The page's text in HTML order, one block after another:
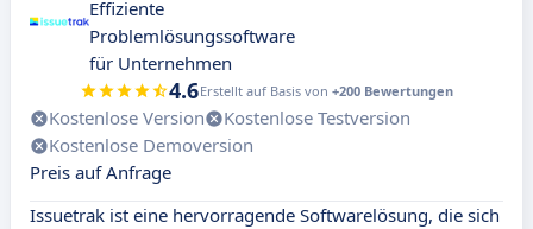
Effiziente
Problemlösungssoftware
für Unternehmen
4.6Erstellt auf Basis von +200 Bewertungen
Kostenlose Version
Kostenlose Testversion
Kostenlose Demoversion
Preis auf Anfrage
Issuetrak ist eine hervorragende Softwarelösung, die sich